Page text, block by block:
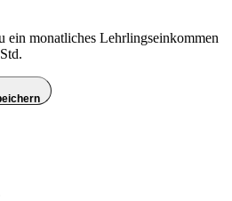
ein monatliches Lehrlingseinkommen